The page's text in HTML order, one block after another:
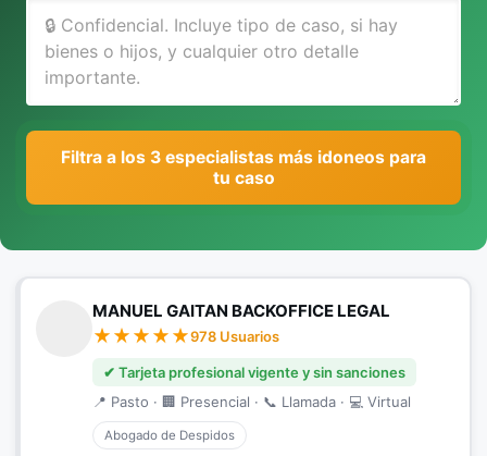
Filtra a los 3 especialistas más idoneos para
tu caso
MANUEL GAITAN BACKOFFICE LEGAL
978 Usuarios
✔ Tarjeta profesional vigente y sin sanciones
📍 Pasto · 🏢 Presencial · 📞 Llamada · 💻 Virtual
Abogado de Despidos